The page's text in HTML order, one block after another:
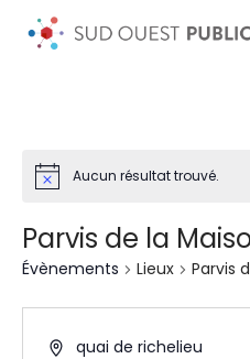
Aucun résultat trouvé.
Parvis de la
Évènements Lieux Parvis
quai de richelieu